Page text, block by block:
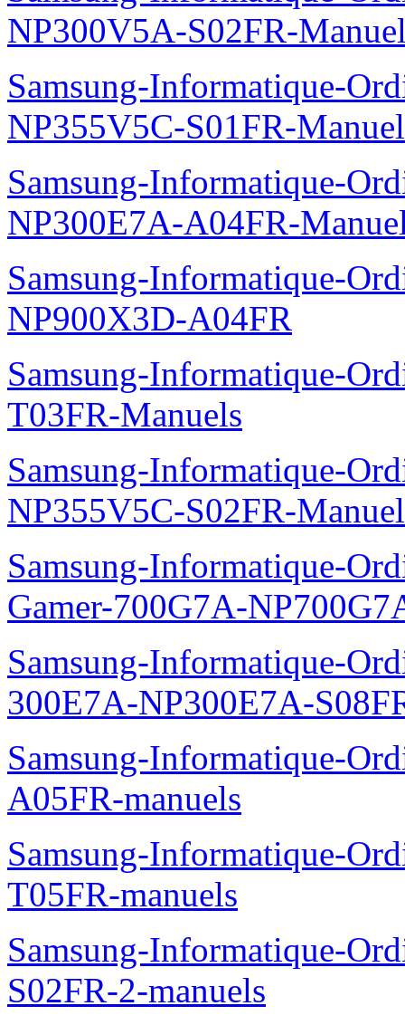
NP300V5A-S02FR-
Samsung-Informatique-
NP355V5C-S01FR-
Samsung-Informatique-
NP300E7A-A04FR-
Samsung-Informatique-
NP900X3D-A04FR
Samsung-Informatique-
T03FR-Manuels
Samsung-Informatique-
NP355V5C-S02FR-
Samsung-Informatique-
Gamer-700G7A-
Samsung-Informatique-
300E7A-NP300E7A-
Samsung-Informatique-
A05FR-manuels
Samsung-Informatique-
T05FR-manuels
Samsung-Informatique-
S02FR-2-manuels